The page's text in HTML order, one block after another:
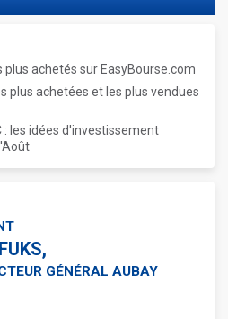
plus achetés sur EasyBourse.com
plus achetées et les plus vendues
: les idées d'investissement
GÉNÉRAL AUBAY